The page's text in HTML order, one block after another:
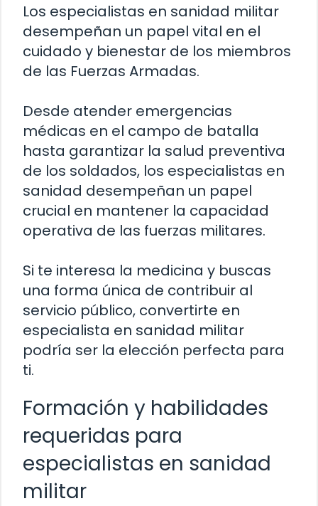
Los especialistas en sanidad militar
desempeñan un papel vital en el
cuidado y bienestar de los miembros
de las Fuerzas Armadas.
Desde atender emergencias
médicas en el campo de batalla
hasta garantizar la salud preventiva
de los soldados, los especialistas en
sanidad desempeñan un papel
crucial en mantener la capacidad
operativa de las fuerzas militares.
Si te interesa la medicina y buscas
una forma única de contribuir al
servicio público, convertirte en
especialista en sanidad militar
podría ser la elección perfecta para
ti.
Formación y habilidades
requeridas para
especialistas en sanidad
militar